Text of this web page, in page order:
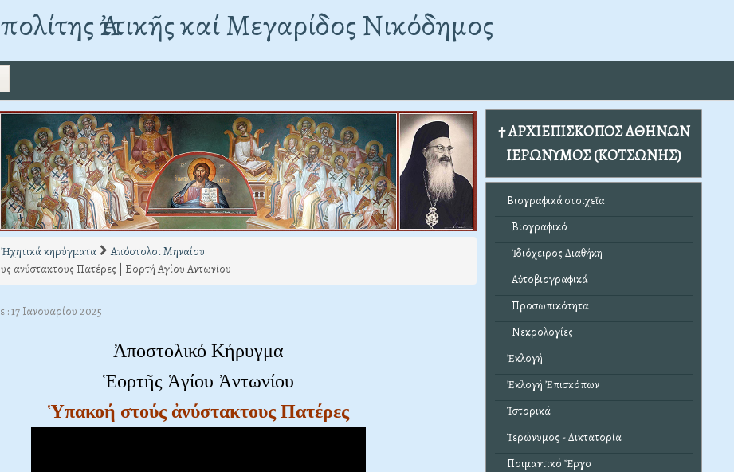
Ἀττικῆς καί Μεγαρίδος Νικόδημος
Ἠχητικά κηρύγματα
Απόστολοι Μηναίου
ανύστακτους Πατέρες | Εορτή Αγίου Αντωνίου
: 17 Ιανουαρίου 2025
Ἀποστολικό Κήρυγμα
Ἑορτῆς Ἁγίου Ἀντωνίου
Ὑπακοή στούς ἀνύστακτους Πατέρες
† ΑΡΧΙΕΠΙΣΚΟΠΟΣ ΑΘΗΝΩΝ
ΙΕΡΩΝΥΜΟΣ (ΚΟΤΣΩΝΗΣ)
Βιογραφικά στοιχεῖα
Βιογραφικό
Ἰδιόχειρος Διαθήκη
Αὐτοβιογραφικά
Προσωπικότητα
Νεκρολογίες
Ἐκλογή
Ἐκλογή Ἐπισκόπων
Ἱστορικά
Ἱερώνυμος - Δικτατορία
Ποιμαντικό Ἔργο